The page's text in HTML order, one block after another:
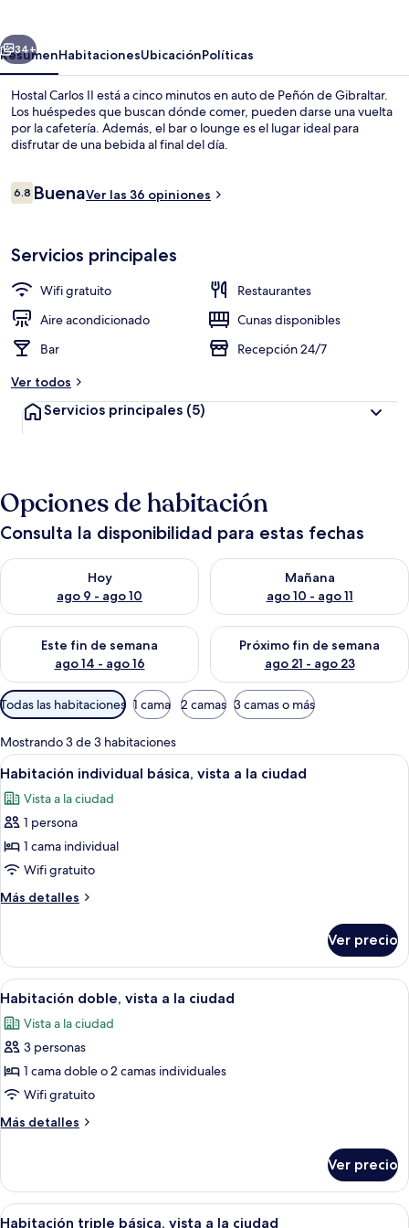
Siguiente
34+
ResumenHabitacionesUbicaciónPolíticas
Hostal Carlos II está a cinco minutos en auto de Peñón de Gibraltar.
Los huéspedes que buscan dónde comer, pueden darse una vuelta
por la cafetería. Además, el bar o lounge es el lugar ideal para
disfrutar de una bebida al final del día.
Opiniones
6.86.8 de 10,
BuenaVer las 36 opiniones
Servicios principales
Wifi gratuito
Restaurantes
Aire acondicionado
Cunas disponibles
Bar
Recepción 24/7
Ver todos
Servicios principales (5)
Opciones de habitación
Consulta la disponibilidad para estas fechas
Hoy
ago 9 - ago 10
Consulta la disponibilidad para hoy ago 9 - ago 10
Mañana
ago 10 - ago 11
Consulta la disponibilidad
Este fin de semana
ago 14 - ago 16
Consulta la disponibilidad para este fin de semana ago 14 -
Próximo fin de semana
ago 21 - ago 23
Consulta la disponibilidad
Filtros
disponibles
para
las
habitaciones
Todas las habitaciones 1 cama 2 camas 3 camas o más
Mostrando 3 de 3 habitaciones
Abrir
todas
las
fotos
de
Habitación
individual
básica,
a
la
ciudad
1
Habitación individual básica, vista a la ciudad
Vista a la ciudad
1 persona
1 cama individual
Wifi gratuito
Más detalles
Más
individual
básica,
vista
la
ciudad
Ver precio
Abrir
todas
las
fotos
de
Habitación
doble,
vista
la
ciudad
Escritorio, cunas, camas extra y wifi
5
Habitación doble, vista a la ciudad
Vista a la ciudad
3 personas
1 cama doble o 2 camas individuales
Wifi gratuito
Más detalles
Más
doble,
vista
a
Ver precio
Abrir
Escritorio, cunas, camas extra y wifi
5
Habitación triple básica, vista a la ciudad